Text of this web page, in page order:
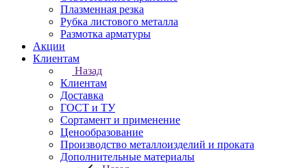
Плазменная резка
Рубка листового металла
Размотка арматуры
Акции
Клиентам
Назад
Клиентам
Доставка
ГОСТ и ТУ
Сортамент и применение
Ценообразование
Производство металлоизделий и проката
Дополнительные материалы